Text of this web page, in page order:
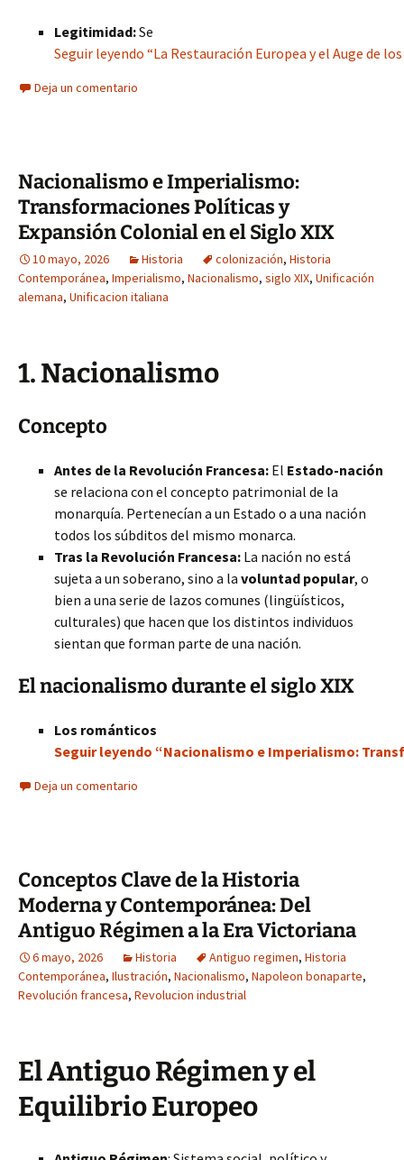
Legitimidad:Se
Seguir leyendo “La Restauración Europea y el Auge de
Deja un comentario
Nacionalismo e Imperialismo:
Transformaciones Políticas y
Expansión Colonial en el Siglo XIX
10 mayo, 2026 Historia colonización, Historia
Contemporánea, Imperialismo, Nacionalismo, siglo XIX, Unificación
alemana, Unificacion italiana
1. Nacionalismo
Concepto
Antes de la Revolución Francesa: El Estado-nación
se relaciona con el concepto patrimonial de la
monarquía. Pertenecían a un Estado o a una nación
todos los súbditos del mismo monarca.
Tras la Revolución Francesa: La nación no está
sujeta a un soberano, sino a la voluntad popular, o
bien a una serie de lazos comunes (lingüísticos,
culturales) que hacen que los distintos individuos
sientan que forman parte de una nación.
El nacionalismo durante el siglo XIX
Los románticos
Seguir leyendo “Nacionalismo e Imperialismo:
Deja un comentario
Conceptos Clave de la Historia
Moderna y Contemporánea: Del
Antiguo Régimen a la Era Victoriana
6 mayo, 2026 Historia Antiguo regimen, Historia
Contemporánea, Ilustración, Nacionalismo, Napoleon bonaparte,
Revolución francesa, Revolucion industrial
El Antiguo Régimen y el
Equilibrio Europeo